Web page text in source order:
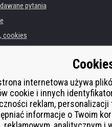
pytania
cookies
zastępcza
od smlouvy
internetowa używa
cookie i innych
reklam,
informacje o Twoim